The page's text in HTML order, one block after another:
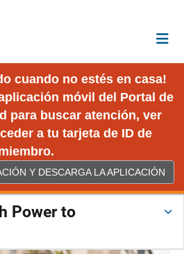
cuando no estés en casa!
móvil del Portal de
para buscar atención, ver
a tu tarjeta de ID de
Y DESCARGA LA APLICACIÓN
Power to